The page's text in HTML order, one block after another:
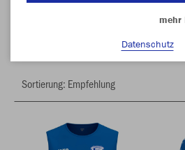
mehr
Datenschutz